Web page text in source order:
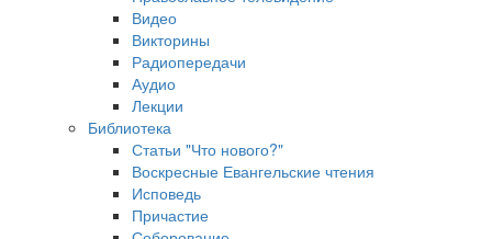
Видео
Викторины
Радиопередачи
Аудио
Лекции
Библиотека
Статьи "Что нового?"
Воскресные Евангельские чтения
Исповедь
Причастие